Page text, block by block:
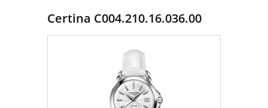
Certina C004.210.16.036.00